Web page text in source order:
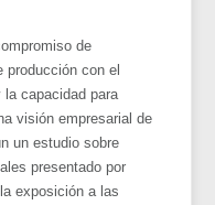
de
producción con el
la capacidad para
visión empresarial de
un estudio sobre
presentado por
exposición a las